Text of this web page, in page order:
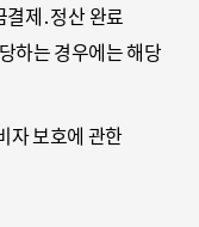
결제․정산 완료
하는 경우에는 해당
자 보호에 관한